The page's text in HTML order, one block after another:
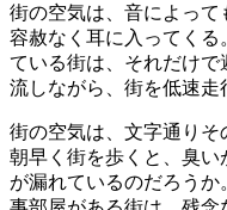
街の空気は、音によって
容赦なく耳に入ってくる
ている街は、それだけ
流しながら、街を低速走
街の空気は、文字通りそ
朝早く街を歩くと、臭
が漏れているのだろう